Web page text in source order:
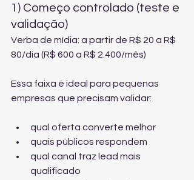
1) Começo controlado (teste e
validação)
Verba de mídia: a partir de R$ 20 a R$
80/dia (R$ 600 a R$ 2.400/mês)
Essa faixa é ideal para pequenas
empresas que precisam validar:
qual oferta converte melhor
quais públicos respondem
qual canal traz lead mais
qualificado